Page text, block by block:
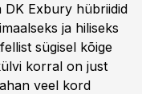
DK Exbury hübriidid
ja hiliseks
sügisel kõige
korral on just
veel kord